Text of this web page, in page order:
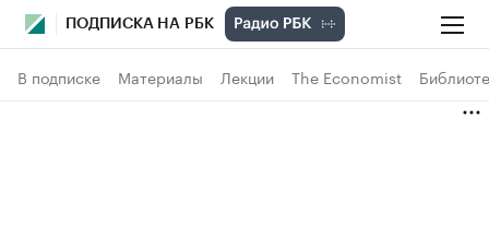
ПОДПИСКА НА РБК
В подписке Материалы Лекции The Economist